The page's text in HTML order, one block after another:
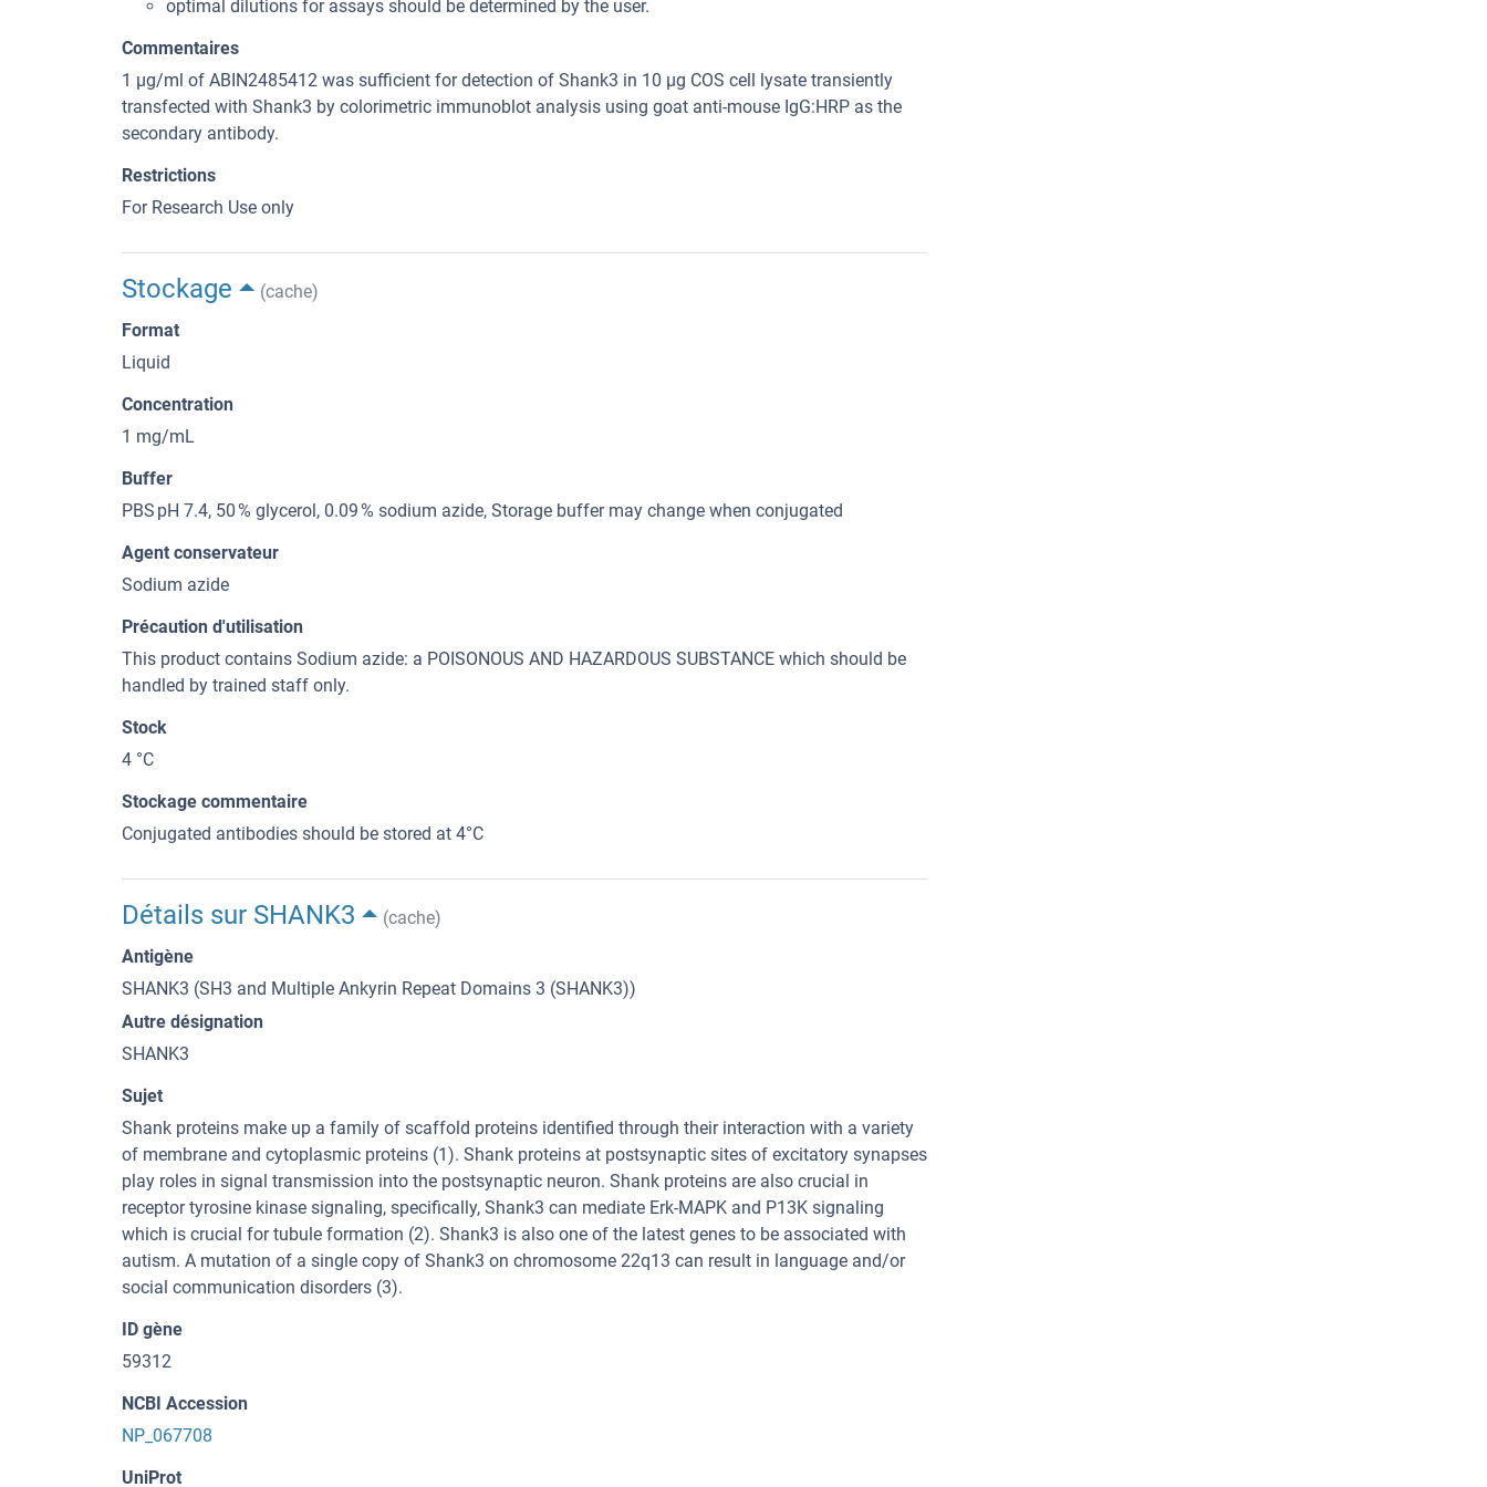
optimal dilutions for assays should be determined by the user.
Commentaires
1 μg/ml of ABIN2485412 was sufficient for detection of Shank3 in 10 μg COS cell lysate transiently
transfected with Shank3 by colorimetric immunoblot analysis using goat anti-mouse IgG:HRP as the
secondary antibody.
Restrictions
For Research Use only
Stockage
(cache)
Format
Liquid
Concentration
1 mg/mL
Buffer
PBS pH 7.4, 50 % glycerol, 0.09 % sodium azide, Storage buffer may change when conjugated
Agent conservateur
Sodium azide
Précaution d'utilisation
This product contains Sodium azide: a POISONOUS AND HAZARDOUS SUBSTANCE which should be
handled by trained staff only.
Stock
4 °C
Stockage commentaire
Conjugated antibodies should be stored at 4°C
Détails sur SHANK3
(cache)
Antigène
SHANK3 (SH3 and Multiple Ankyrin Repeat Domains 3 (SHANK3))
Autre désignation
SHANK3
Sujet
Shank proteins make up a family of scaffold proteins identified through their interaction with a variety
of membrane and cytoplasmic proteins (1). Shank proteins at postsynaptic sites of excitatory synapses
play roles in signal transmission into the postsynaptic neuron. Shank proteins are also crucial in
receptor tyrosine kinase signaling, specifically, Shank3 can mediate Erk-MAPK and P13K signaling
which is crucial for tubule formation (2). Shank3 is also one of the latest genes to be associated with
autism. A mutation of a single copy of Shank3 on chromosome 22q13 can result in language and/or
social communication disorders (3).
ID gène
59312
NCBI Accession
NP_067708
UniProt